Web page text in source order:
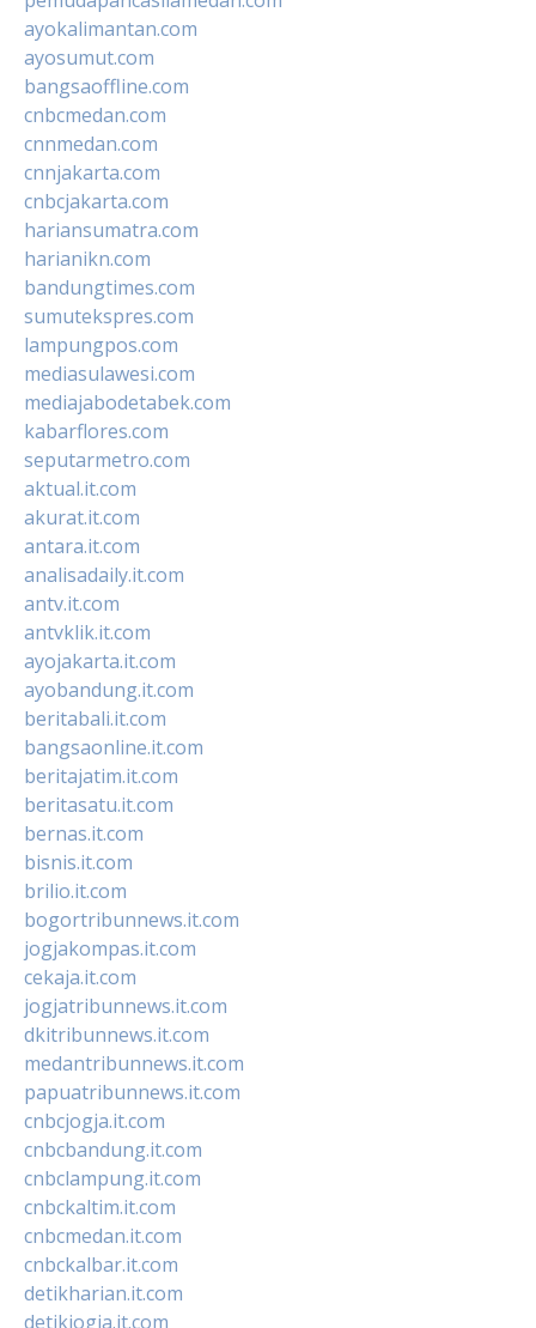
ayokalimantan.com
ayosumut.com
bangsaoffline.com
cnbcmedan.com
cnnmedan.com
cnnjakarta.com
cnbcjakarta.com
hariansumatra.com
harianikn.com
bandungtimes.com
sumutekspres.com
lampungpos.com
mediasulawesi.com
mediajabodetabek.com
kabarflores.com
seputarmetro.com
aktual.it.com
akurat.it.com
antara.it.com
analisadaily.it.com
antv.it.com
antvklik.it.com
ayojakarta.it.com
ayobandung.it.com
beritabali.it.com
bangsaonline.it.com
beritajatim.it.com
beritasatu.it.com
bernas.it.com
bisnis.it.com
brilio.it.com
bogortribunnews.it.com
jogjakompas.it.com
cekaja.it.com
jogjatribunnews.it.com
dkitribunnews.it.com
medantribunnews.it.com
papuatribunnews.it.com
cnbcjogja.it.com
cnbcbandung.it.com
cnbclampung.it.com
cnbckaltim.it.com
cnbcmedan.it.com
cnbckalbar.it.com
detikharian.it.com
detikjogja.it.com